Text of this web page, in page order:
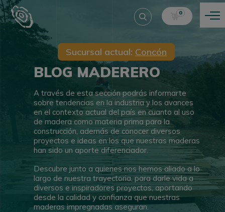
0
Sucursal actual: Concón
BLOG MADERERO
A través de esta sección podrás informarte
sobre tendencias en la industria y los avances
en el contexto actual del país en cuanto al uso
de madera como materia prima para la
construcción, además de conocer diversos
proyectos e ideas en los que nuestras maderas
han sido un aporte diferenciador.
Descubre junto a quienes nos hemos aliado a lo
largo de nuestra trayectoria, para darle vida a
diversos e inspiradores proyectos, aportando
desde la calidad y confianza que nuestras
maderas impregnadas aseguran.